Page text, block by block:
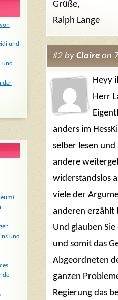
Grüße,
Ralph Lange
#2by Claireon
Heyy
Herr
anders im
selber lesen und
andere
widerstandslos
viele der
anderen erzählt
Und glauben
und somit das
Abgeordneten
ganzen
Regierung das
und
und
der
und